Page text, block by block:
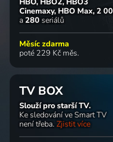
Cinemaxy, HBO Max 2
a 280 seriálů
Měsíc zdarma
poté 229 Kč měs.
TV BOX
Slouží pro starší TV.
Ke sledování ve Smart TV
není třeba. Zjistit více